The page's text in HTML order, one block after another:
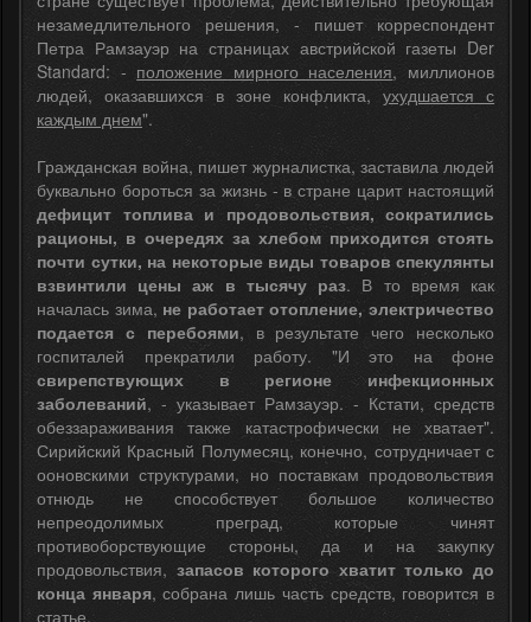
незамедлительного решения, - пишет корреспондент
Петра Рамзауэр на страницах австрийской газеты Der
Standard: - положение мирного населения, миллионов
людей, оказавшихся в зоне конфликта, ухудшается с
каждым днем".
Гражданская война, пишет журналистка, заставила людей
буквально бороться за жизнь - в стране царит настоящий
дефицит топлива и продовольствия, сократились
рационы, в очередях за хлебом приходится стоять
почти сутки, на некоторые виды товаров спекулянты
взвинтили цены аж в тысячу раз. В то время как
началась зима, не работает отопление, электричество
подается с перебоями, в результате чего несколько
госпиталей прекратили работу. "И это на фоне
свирепствующих в регионе инфекционных
заболеваний, - указывает Рамзауэр. - Кстати, средств
обеззараживания также катастрофически не хватает".
Сирийский Красный Полумесяц, конечно, сотрудничает с
ооновскими структурами, но поставкам продовольствия
отнюдь не способствует большое количество
непреодолимых преград, которые чинят
противоборствующие стороны, да и на закупку
продовольствия, запасов которого хватит только до
конца января, собрана лишь часть средств, говорится в
статье.